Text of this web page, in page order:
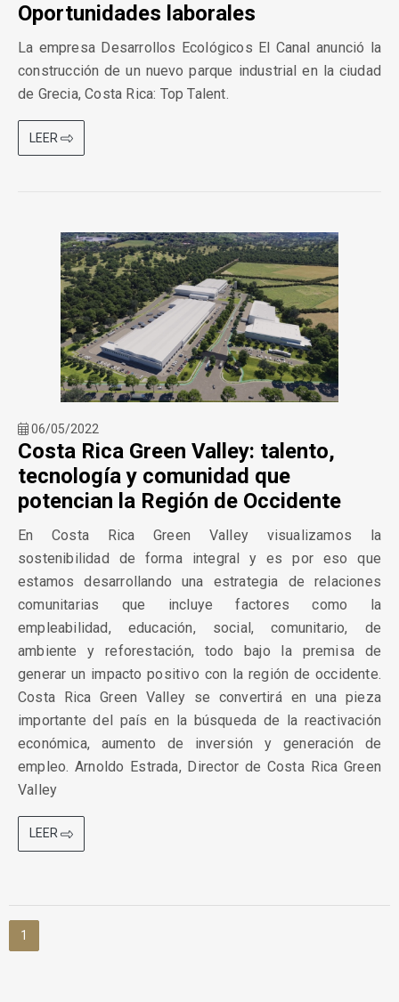
Oportunidades laborales
La empresa Desarrollos Ecológicos El Canal anunció la
construcción de un nuevo parque industrial en la ciudad
de Grecia, Costa Rica: Top Talent.
LEER
06/05/2022
Costa Rica Green Valley: talento,
tecnología y comunidad que
potencian la Región de Occidente
En Costa Rica Green Valley visualizamos la
sostenibilidad de forma integral y es por eso que
estamos desarrollando una estrategia de relaciones
comunitarias que incluye factores como la
empleabilidad, educación, social, comunitario, de
ambiente y reforestación, todo bajo la premisa de
generar un impacto positivo con la región de occidente.
Costa Rica Green Valley se convertirá en una pieza
importante del país en la búsqueda de la reactivación
económica, aumento de inversión y generación de
empleo. Arnoldo Estrada, Director de Costa Rica Green
Valley
LEER
1